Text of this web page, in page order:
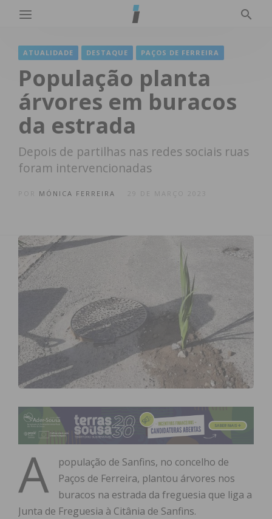
ATUALIDADE DESTAQUE PAÇOS DE FERREIRA
População planta
árvores em buracos
da estrada
Depois de partilhas nas redes sociais ruas
foram intervencionadas
MÓNICA FERREIRA 29 DE MARÇO 2023
A
população de Sanfins, no concelho de
Paços de Ferreira, plantou árvores nos
buracos na estrada da freguesia que liga a
Junta de Freguesia à Citânia de Sanfins.